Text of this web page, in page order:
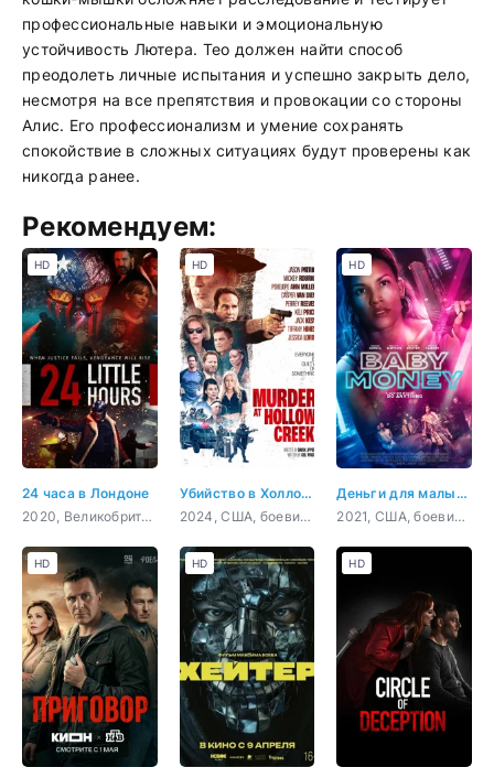
профессиональные навыки и эмоциональную
устойчивость Лютера. Тео должен найти способ
преодолеть личные испытания и успешно закрыть дело,
несмотря на все препятствия и провокации со стороны
Алис. Его профессионализм и умение сохранять
спокойствие в сложных ситуациях будут проверены как
никогда ранее.
Рекомендуем:
24 часа в Лондоне
2020, Великобритания, боевик, триллер, драма, криминал
HD
Убийство в Холлоу Крик
2024, США, боевик, триллер, комедия
HD
Деньги для малышки
2021, США, боевик, триллер
HD
HD HD HD